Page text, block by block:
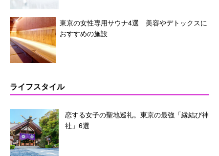
東京の女性専用サウナ4選 美容やデトックスに
おすすめの施設
ライフスタイル
恋する女子の聖地巡礼。東京の最強「縁結び神
社」6選